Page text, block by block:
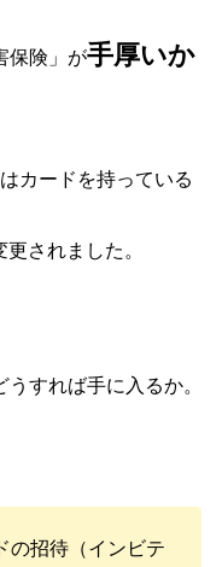
保険」が手厚いか
カードを持っている
されました。
すれば手に入るか。
の招待（インビテ